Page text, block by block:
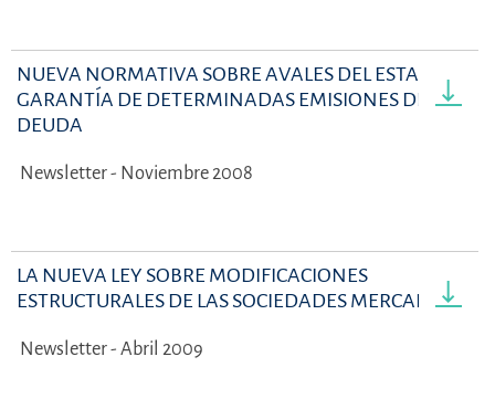
NUEVA NORMATIVA SOBRE AVALES DEL ESTADO EN
GARANTÍA DE DETERMINADAS EMISIONES DE
DEUDA
Newsletter - Noviembre 2008
LA NUEVA LEY SOBRE MODIFICACIONES
ESTRUCTURALES DE LAS SOCIEDADES MERCANTILES
Newsletter - Abril 2009